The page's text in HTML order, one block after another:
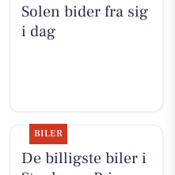
Solen bider fra sig
i dag
BILER
De billigste biler i